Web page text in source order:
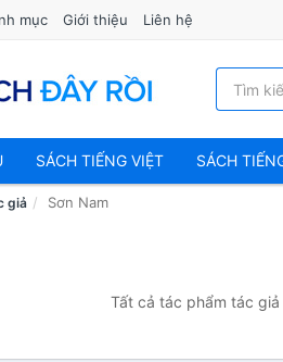
mục Giới thiệu Liên hệ
SÁCH TIẾNG VIỆT SÁCH
giả Sơn Nam
Tất cả tác phẩm tác